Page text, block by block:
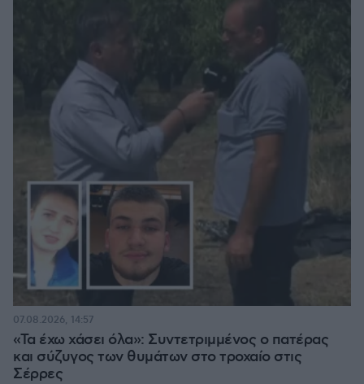
«Τα έχω χάσει όλα»: Συντετριμμένος ο πατέρας
και σύζυγος των θυμάτων στο τροχαίο στις
Σέρρες
07.08.2026, 14:57